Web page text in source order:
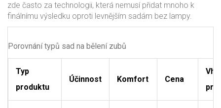
zde často za technologii, která nemusí přidat mnoho k
finálnímu výsledku oproti levnějším sadám bez lampy.
Porovnání typů sad na bělení zubů
Typ
produktu
Účinnost Komfort Cena
pro